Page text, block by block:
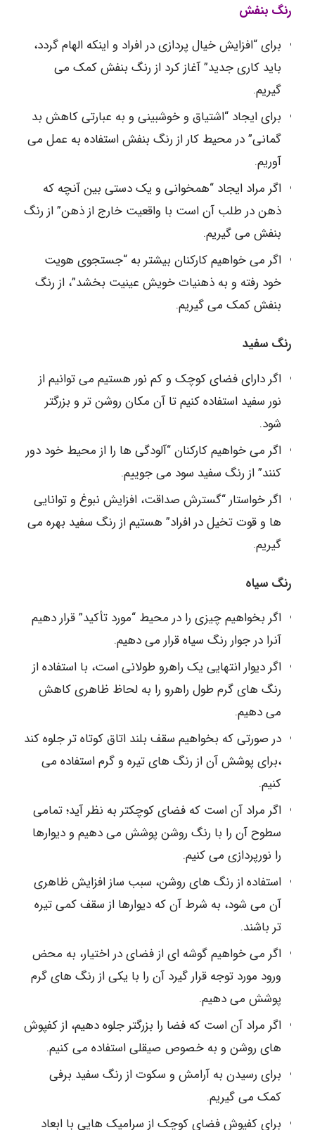
رنگ بنفش
برای “افزایش خیال پردازی در افراد و اینکه الهام گردد،
باید کاری جدید” آغاز کرد از رنگ بنفش کمک می
گیریم.
برای ایجاد “اشتیاق و خوشبینی و به عبارتی کاهش بد
گمانی” در محیط کار از رنگ بنفش استفاده به عمل می
آوریم.
اگر مراد ایجاد “همخوانی و یک دستی بین آنچه که
ذهن در طلب آن است با واقعیت خارج از ذهن” از رنگ
بنفش می گیریم.
اگر می خواهیم کارکنان بیشتر به “جستجوی هویت
خود رفته و به ذهنیات خویش عینیت بخشد”، از رنگ
بنفش کمک می گیریم.
رنگ سفید
اگر دارای فضای کوچک و کم نور هستیم می توانیم از
نور سفید استفاده کنیم تا آن مکان روشن تر و بزرگتر
شود.
اگر می خواهیم کارکنان “آلودگی ها را از محیط خود دور
کنند” از رنگ سفید سود می جوییم.
اگر خواستار “گسترش صداقت، افزایش نبوغ و توانایی
ها و قوت تخیل در افراد” هستیم از رنگ سفید بهره می
گیریم.
رنگ سیاه
اگر بخواهیم چیزی را در محیط “مورد تأکید” قرار دهیم
آنرا در جوار رنگ سیاه قرار می دهیم.
اگر دیوار انتهایی یک راهرو طولانی است، با استفاده از
رنگ های گرم طول راهرو را به لحاظ ظاهری کاهش
می دهیم.
در صورتی که بخواهیم سقف بلند اتاق کوتاه تر جلوه کند
،برای پوشش آن از رنگ های تیره و گرم استفاده می
کنیم.
اگر مراد آن است که فضای کوچکتر به نظر آید؛ تمامی
سطوح آن را با رنگ روشن پوشش می دهیم و دیوارها
را نورپردازی می کنیم.
استفاده از رنگ های روشن، سبب ساز افزایش ظاهری
آن می شود، به شرط آن که دیوارها از سقف کمی تیره
تر باشند.
اگر می خواهیم گوشه ای از فضای در اختیار، به محض
ورود مورد توجه قرار گیرد آن را با یکی از رنگ های گرم
پوشش می دهیم.
اگر مراد آن است که فضا را بزرگتر جلوه دهیم، از کفپوش
های روشن و به خصوص صیقلی استفاده می کنیم.
برای رسیدن به آرامش و سکوت از رنگ سفید برفی
کمک می گیریم.
برای کفپوش فضای کوچک از سرامیک هایی با ابعاد